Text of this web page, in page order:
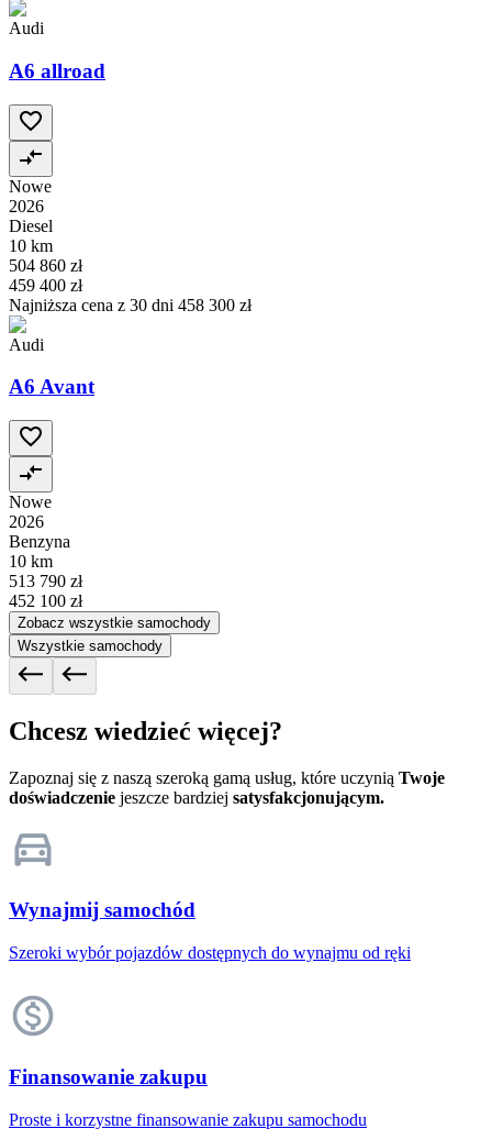
Audi
A6 allroad
Nowe
2026
Diesel
10 km
504 860 zł
459 400 zł
Najniższa cena z 30 dni 458 300 zł
Audi
A6 Avant
Nowe
2026
Benzyna
10 km
513 790 zł
452 100 zł
Zobacz wszystkie samochody
Wszystkie samochody
Chcesz wiedzieć więcej?
Zapoznaj się z naszą szeroką gamą usług, które uczynią Twoje
doświadczenie jeszcze bardziej satysfakcjonującym.
Wynajmij samochód
Szeroki wybór pojazdów dostępnych do wynajmu od ręki
Finansowanie zakupu
Proste i korzystne finansowanie zakupu samochodu